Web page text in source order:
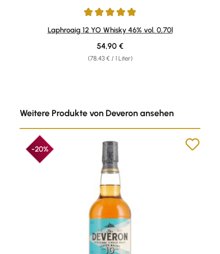
Durchschnittliche Bewertung von 5 von 5 Sternen
Laphroaig 12 YO Whisky 46% vol. 0,70l
(78,43 € / 1 Liter)
Regulärer Preis:
54,90 €
Weitere Produkte von Deveron ansehen
-20%